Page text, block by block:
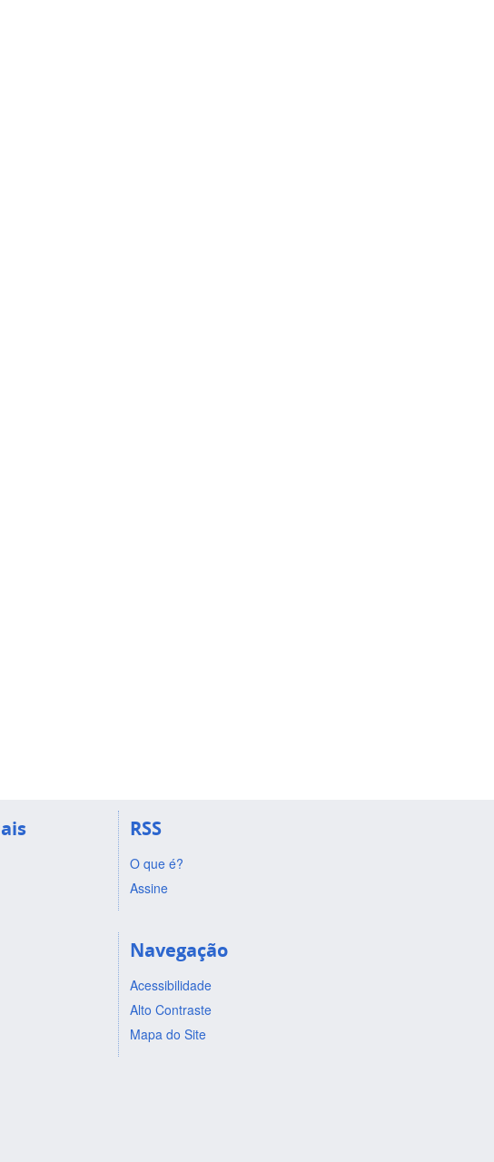
RSS
O que é?
Assine
Navegação
Acessibilidade
Alto Contraste
Mapa do Site